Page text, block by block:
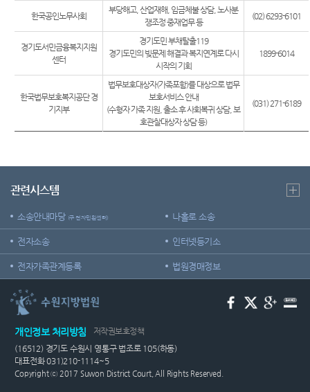
한국공인노무사회
부당해고, 산업재해, 임금체불 상담, 노사분
쟁조정 중재업무 등
(02) 6293-6101
경기도서민금융복지지원
센터
경기도민 부채탈출119
경기도민의 빚문제 해결과 복지연계로 다시
시작의 기회
1899-6014
한국법무보호복지공단 경
기지부
법무보호대상자(가족포함)를 대상으로 법무
보호서비스 안내
(수형자 가족 지원, 출소 후 사회복귀 상담, 보
호관찰대상자 상담 등)
(031) 271-6189
관련시스템
소송안내마당 (구 전자민원센터) 나홀로 소송
전자소송 인터넷등기소
전자가족관계등록 법원경매정보
개인정보 처리방침
저작권보호정책
(16512) 경기도 수원시 영통구 법조로 105(하동)
대표전화 031)210-1114~5
Copyright ⓒ 2017 Suwon District Court, All Rights Reserved.